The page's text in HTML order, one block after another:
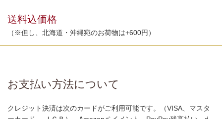
送料込価格
（※但し、北海道・沖縄宛のお荷物は+600円）
お支払い方法について
クレジット決済は次のカードがご利用可能です。（VISA、マスタ